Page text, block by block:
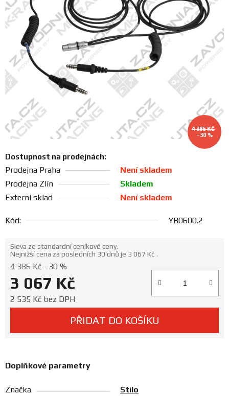
FANOUŠCI
Profil
firmy
Obchodní
podmínky
Doprava
Blog
Ceníky
a
Prodejny
Dostupnost na prodejnách:
Prodejna Zlín Skladem
Prodejna Praha Není skladem
Externí sklad Není skladem
Kód: YB0600.2
4 386 Kč –30 %
3 067 Kč
2 535 Kč bez DPH
PŘIDAT DO KOŠÍKU
Sleva ze standardní ceníkové ceny.
Nejnižší cena za posledních 30 dnů je 3 067 Kč .
Doplňkové parametry
Značka Stilo
4 386 KČ
–30 %